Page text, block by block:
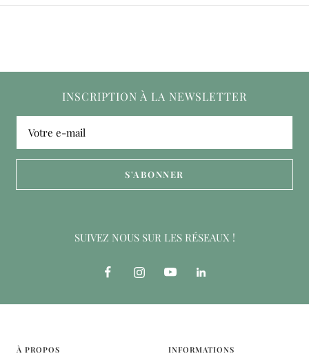
INSCRIPTION À LA NEWSLETTER
Votre e-mail
S'ABONNER
SUIVEZ NOUS SUR LES RÉSEAUX !
À PROPOS INFORMATIONS